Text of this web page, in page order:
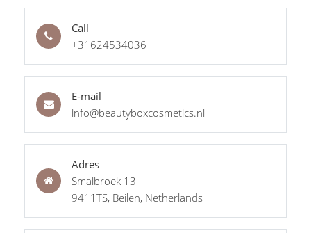
Call
+31624534036
E-mail
info@beautyboxcosmetics.nl
Adres
Smalbroek 13
9411TS, Beilen, Netherlands